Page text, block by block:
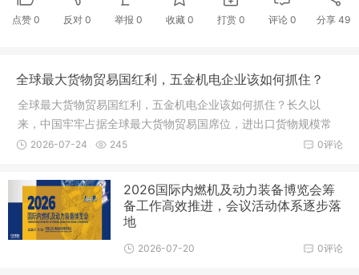
点赞 0 反对 0 举报 0 收藏 0 打赏 0 评论 0 分享 49
全球最大货物贸易国红利，五金机电企业该如何抓住？
全球最大货物贸易国红利，五金机电企业该如何抓住？长久以
来，中国牢牢占据全球最大货物贸易国席位，进出口货物规模常
年稳居世界首位，完整且成熟的制造业产业链，是支撑这份亮眼
0评论
2026-07-24 245
2026国际内燃机及动力装备博览会筹
备工作高效推进，会议活动体系逐步落
地
0评论
2026-07-20